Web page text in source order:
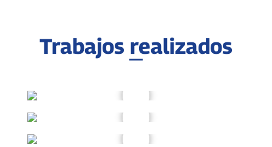
Trabajos realizados